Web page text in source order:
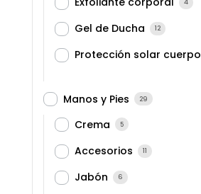
4
Gel de Ducha 12
Protección solar cuerpo
Manos y Pies 29
Crema 5
Accesorios 11
Jabón 6